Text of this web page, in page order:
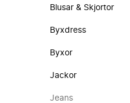
Blusar & Skjortor
Byxdress
Byxor
Jackor
Jeans